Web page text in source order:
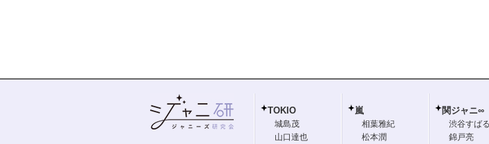
TOKIO
城島茂
山口達也
嵐
相葉雅紀
松本潤
関ジャニ∞
渋谷すばる
錦戸亮